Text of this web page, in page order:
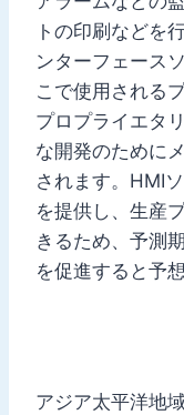
トの印刷などを
ンターフェース
こで使用される
プロプライエタ
な開発のために
されます。HMI
を提供し、生産
きるため、予測
を促進すると予
アジア太平洋地